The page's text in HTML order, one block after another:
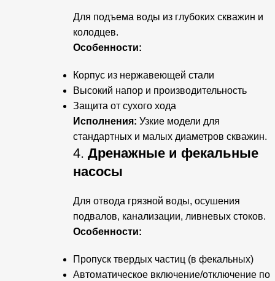
Для подъема воды из глубоких скважин и
колодцев.
Особенности:
Корпус из нержавеющей стали
Высокий напор и производительность
Защита от сухого хода
Исполнения: Узкие модели для
стандартных и малых диаметров скважин.
4.Дренажные и фекальные
насосы
Для отвода грязной воды, осушения
подвалов, канализации, ливневых стоков.
Особенности:
Пропуск твердых частиц (в фекальных)
Автоматическое включение/отключение по